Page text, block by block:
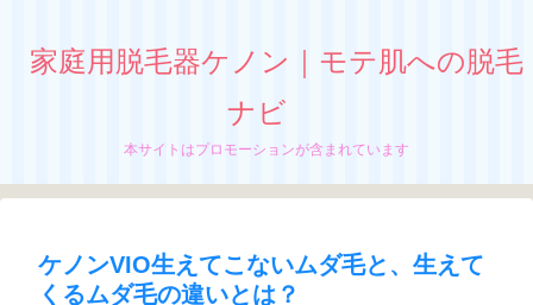
家庭用脱毛器ケノン｜モテ肌への脱毛
ナビ
本サイトはプロモーションが含まれています
ケノンVIO生えてこないムダ毛と、生えて
くるムダ毛の違いとは？